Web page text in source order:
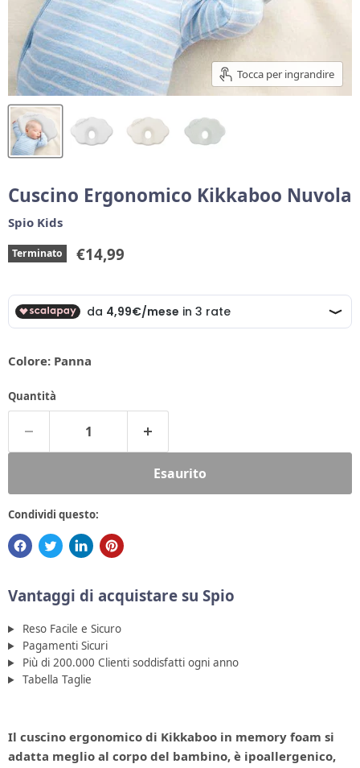
Tocca per ingrandire
Cuscino Ergonomico Kikkaboo Nuvola
Spio Kids
Terminato Prezzo corrente
€14,99
Colore: Panna
Quantità
Esaurito
Condividi questo:
Vantaggi di acquistare su Spio
Reso Facile e Sicuro
Pagamenti Sicuri
Più di 200.000 Clienti soddisfatti ogni anno
Tabella Taglie
Il cuscino ergonomico di Kikkaboo in memory foam si
adatta meglio al corpo del bambino, è ipoallergenico,